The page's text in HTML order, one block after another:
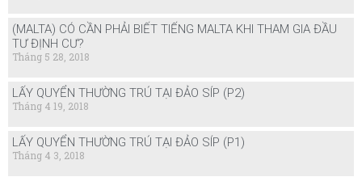
(MALTA) CÓ CẦN PHẢI BIẾT TIẾNG MALTA KHI THAM GIA ĐẦU
TƯ ĐỊNH CƯ?
Tháng 5 28, 2018
LẤY QUYỂN THƯỜNG TRÚ TẠI ĐẢO SÍP (P2)
Tháng 4 19, 2018
LẤY QUYỂN THƯỜNG TRÚ TẠI ĐẢO SÍP (P1)
Tháng 4 3, 2018